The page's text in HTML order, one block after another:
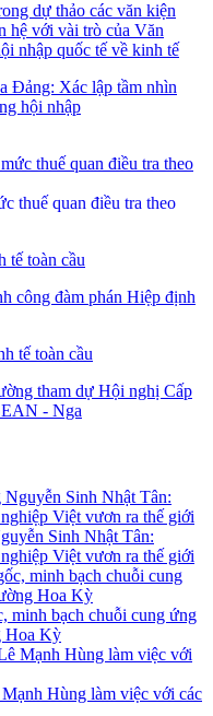
dự thảo các văn kiện
hệ với vài trò của Văn
nhập quốc tế về kinh tế
Đảng: Xác lập tầm nhìn
hội nhập
thuế quan điều tra theo
tế toàn cầu
công đàm phán Hiệp định
tế toàn cầu
tham dự Hội nghị Cấp
- Nga
Sinh Nhật Tân:
Việt vươn ra thế giới
minh bạch chuỗi cung ứng
Hoa Kỳ
Hùng làm việc với các